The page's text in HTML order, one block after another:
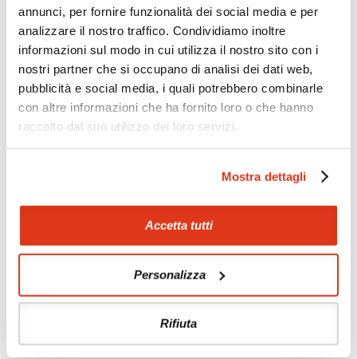
annunci, per fornire funzionalità dei social media e per
analizzare il nostro traffico. Condividiamo inoltre
informazioni sul modo in cui utilizza il nostro sito con i
nostri partner che si occupano di analisi dei dati web,
pubblicità e social media, i quali potrebbero combinarle
con altre informazioni che ha fornito loro o che hanno
raccolto dal suo utilizzo dei loro servizi.
Mostra dettagli
Accetta tutti
Personalizza
Rifiuta
Offerte
richiesta
Scopri i prezzi »
Condividi con gli altri viaggiatori le tue esperienze e scambia
Visita la nostra pagina Facebook
Chiedi un preventivo
agente e vuoi collaborare con noi?